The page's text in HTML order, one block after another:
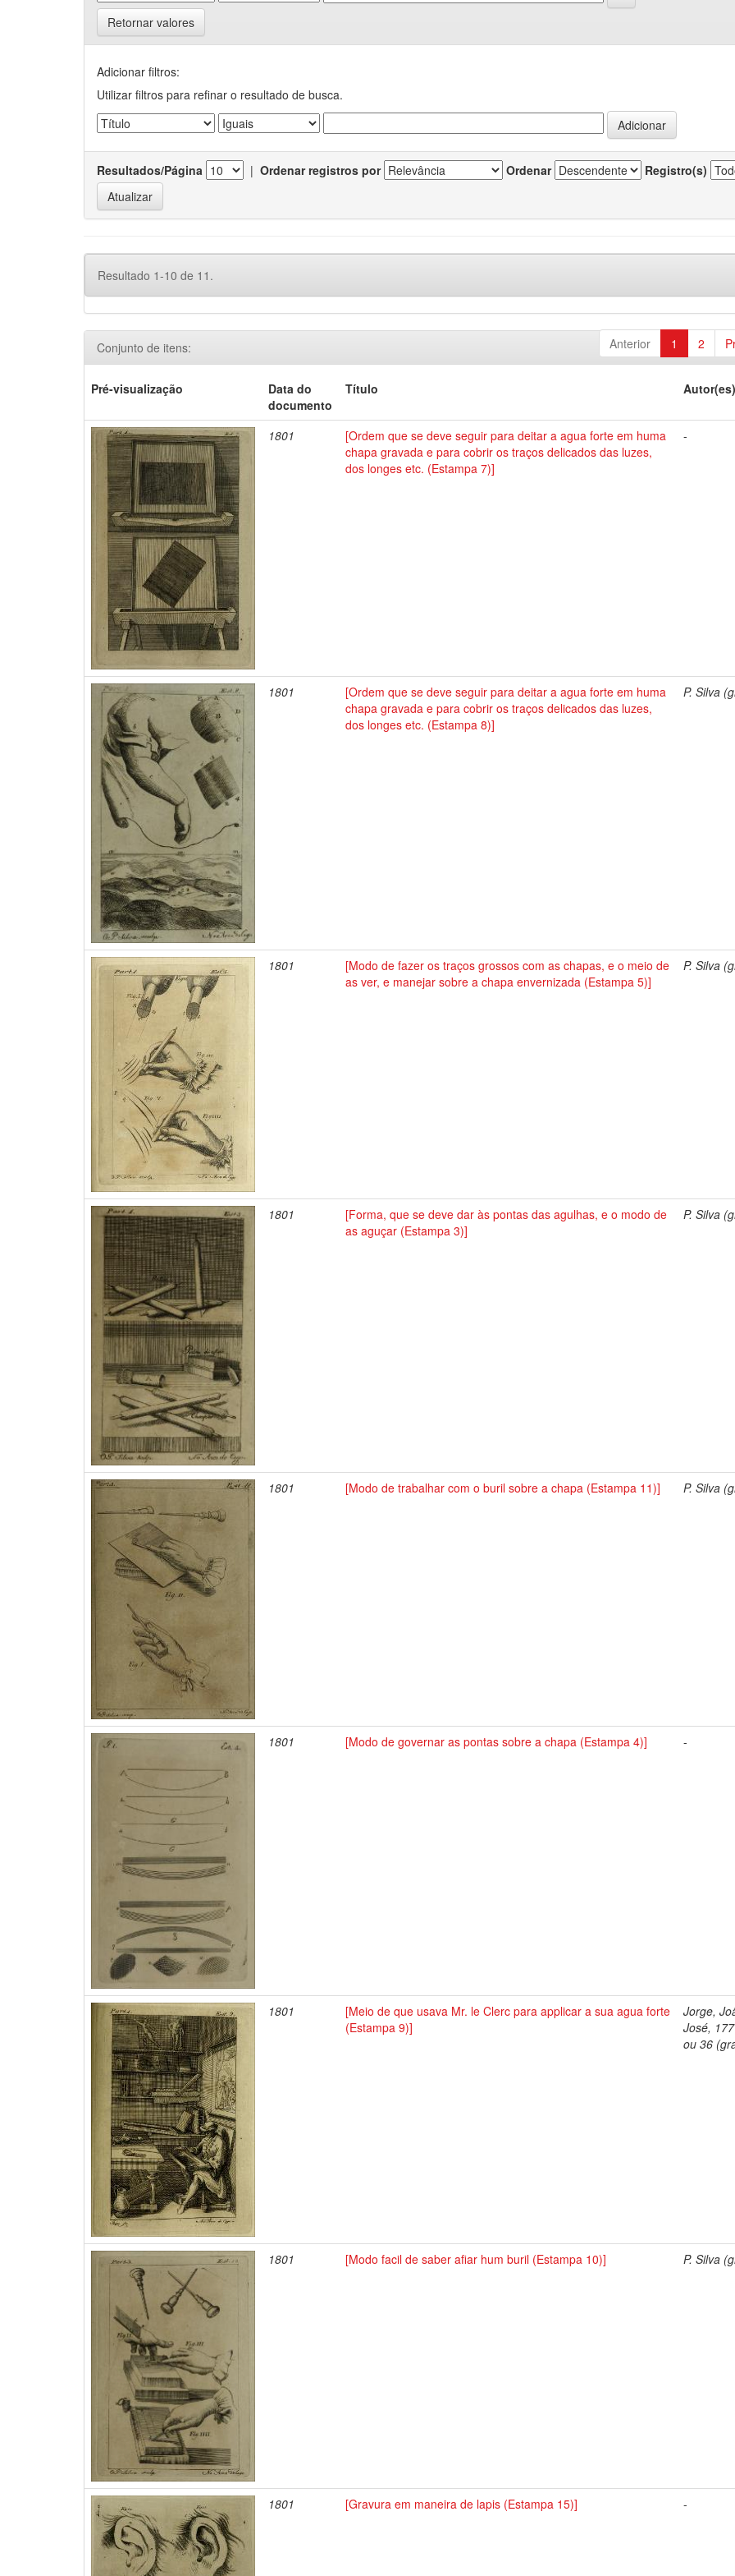
Retornar valores
Adicionar filtros:
Utilizar filtros para refinar o resultado de busca.
Resultados/Página | Ordenar registros por Ordenar Registro(s)
Resultado 1-10 de 11.
Anterior 1 2
Conjunto de itens:
Pré-visualização
Data do
documento
Título Autor(es)
1801
[Ordem que se deve seguir para deitar a agua forte em huma
chapa gravada e para cobrir os traços delicados das luzes,
dos longes etc. (Estampa 7)]
-
1801
[Ordem que se deve seguir para deitar a agua forte em huma
chapa gravada e para cobrir os traços delicados das luzes,
dos longes etc. (Estampa 8)]
P. Silva
1801
[Modo de fazer os traços grossos com as chapas, e o meio de
as ver, e manejar sobre a chapa envernizada (Estampa 5)]
P. Silva
1801
[Forma, que se deve dar às pontas das agulhas, e o modo de
as aguçar (Estampa 3)]
P. Silva
1801 [Modo de trabalhar com o buril sobre a chapa (Estampa 11)] P. Silva
1801 [Modo de governar as pontas sobre a chapa (Estampa 4)] -
1801
[Meio de que usava Mr. le Clerc para applicar a sua agua forte
(Estampa 9)]
Jorge,
José,
ou 36
1801 [Modo facil de saber afiar hum buril (Estampa 10)] P. Silva
1801 [Gravura em maneira de lapis (Estampa 15)] -